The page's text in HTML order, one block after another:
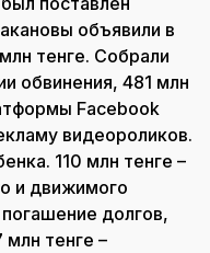
объявили в
тенге. Собрали
обвинения, 481 млн
Facebook
видеороликов.
110 млн тенге –
и движимого
долгов,
млн тенге –